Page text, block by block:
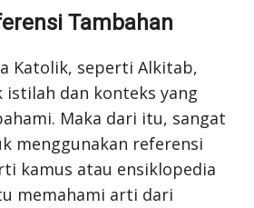
Tambahan
Katolik, seperti Alkitab,
istilah dan konteks yang
Maka dari itu, sangat
menggunakan referensi
kamus atau ensiklopedia
memahami arti dari